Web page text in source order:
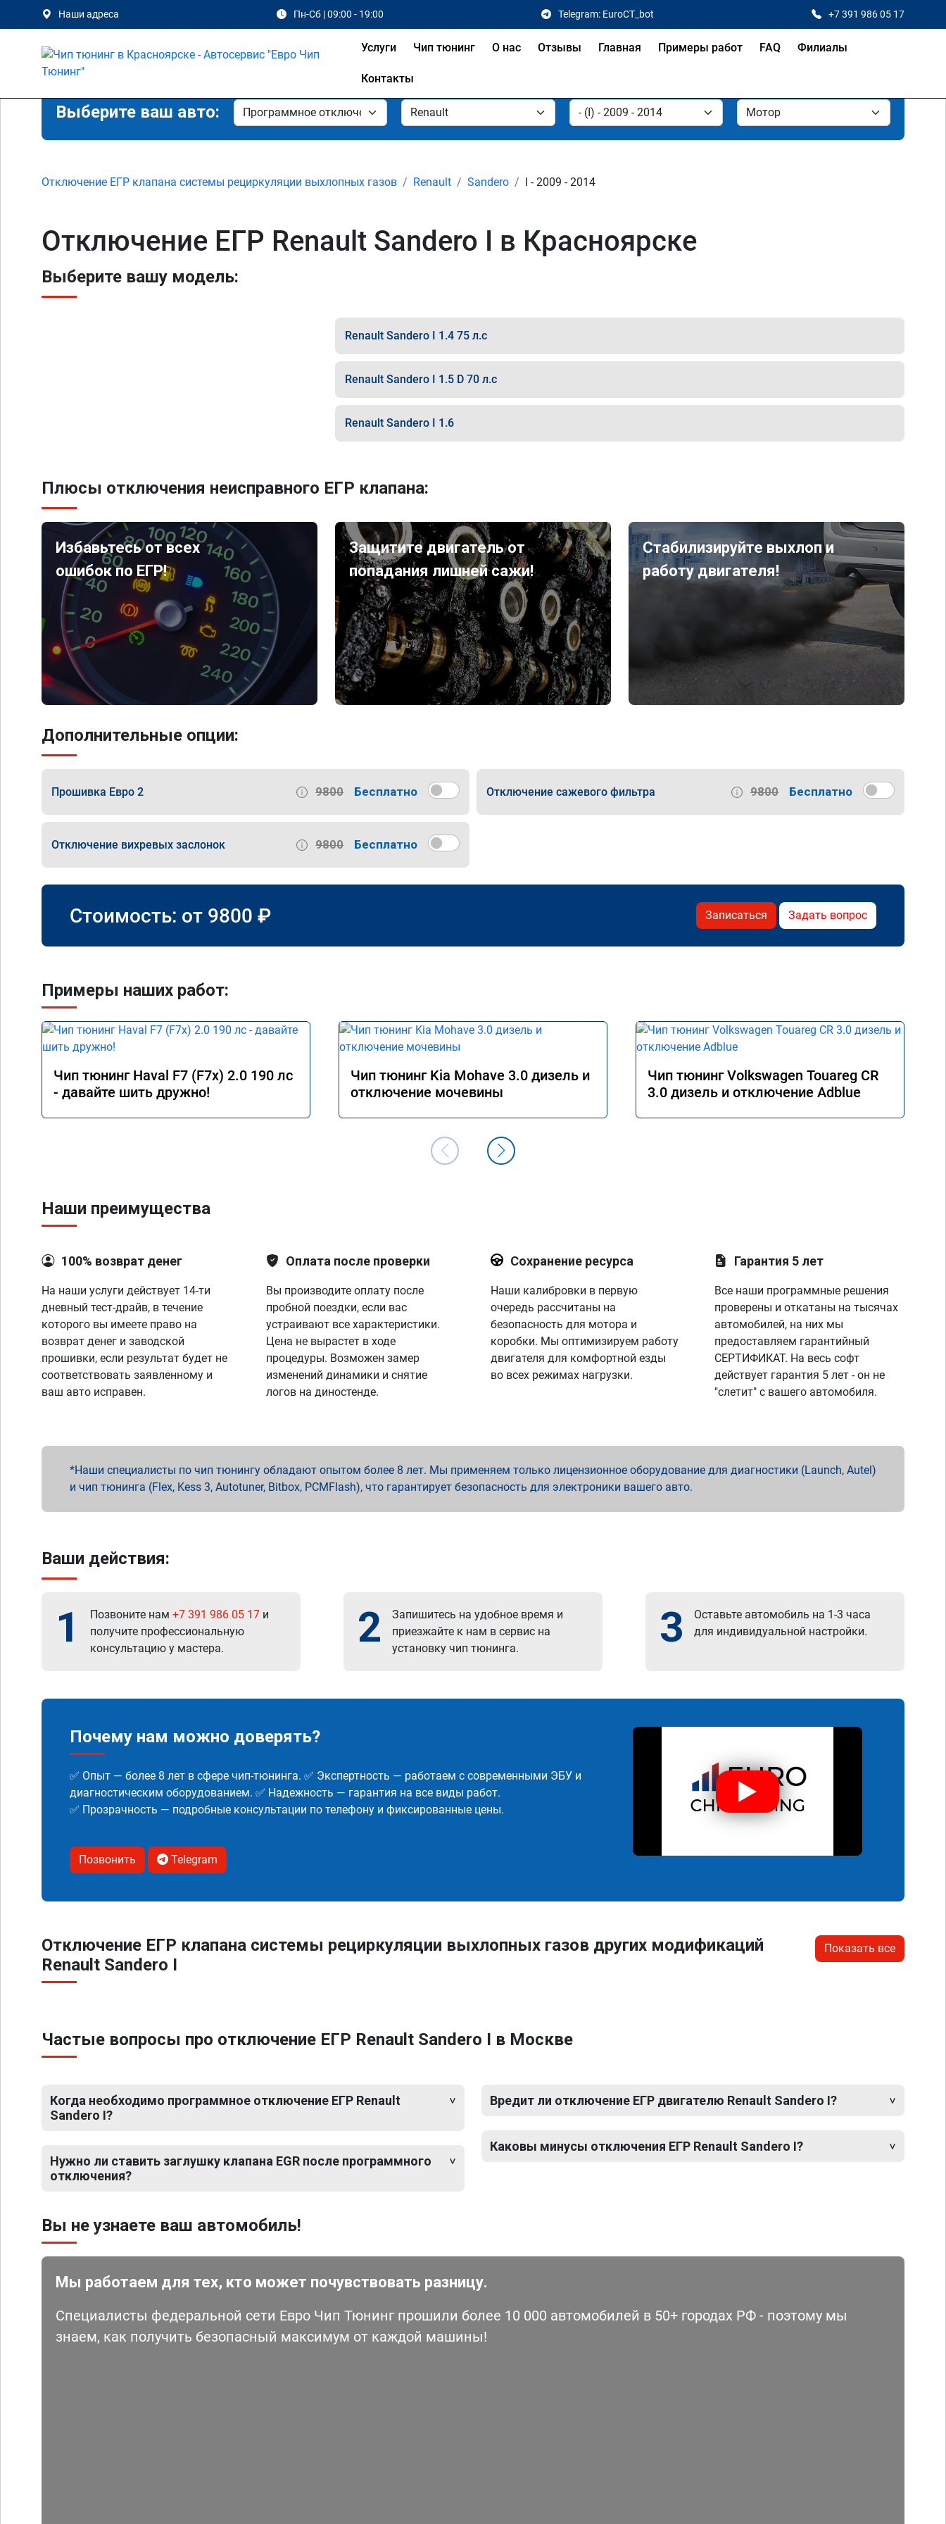
Наши адреса Пн-Сб | 09:00 - 19:00 Telegram: EuroCT_bot +7 391 986 05 17
Услуги Чип тюнинг О нас Отзывы Главная Примеры работ FAQ Филиалы
Контакты
Выберите ваш авто:
Отключение ЕГР клапана системы рециркуляции выхлопных газов Renault Sandero I - 2009 - 2014
Отключение ЕГР Renault Sandero I в Красноярске
Выберите вашу модель:
Renault Sandero I 1.4 75 л.с
Renault Sandero I 1.5 D 70 л.с
Renault Sandero I 1.6
Плюсы отключения неисправного ЕГР клапана:
Избавьтесь от всех
ошибок по ЕГР!
Защитите двигатель от
попадания лишней сажи!
Стабилизируйте выхлоп и
работу двигателя!
Дополнительные опции:
Прошивка Евро 2 9800 Бесплатно Отключение сажевого фильтра 9800 Бесплатно
Отключение вихревых заслонок 9800 Бесплатно
Стоимость: от 9800 ₽ Записаться Задать вопрос
Примеры наших работ:
Чип тюнинг Haval F7 (F7x) 2.0 190 лс
- давайте шить дружно!
Чип тюнинг Kia Mohave 3.0 дизель и
отключение мочевины
Чип тюнинг Volkswagen Touareg CR
3.0 дизель и отключение Adblue
Наши преимущества
100% возврат денег
На наши услуги действует 14-ти
дневный тест-драйв, в течение
которого вы имеете право на
возврат денег и заводской
прошивки, если результат будет не
соответствовать заявленному и
ваш авто исправен.
Оплата после проверки
Вы производите оплату после
пробной поездки, если вас
устраивают все характеристики.
Цена не вырастет в ходе
процедуры. Возможен замер
изменений динамики и снятие
логов на диностенде.
Сохранение ресурса
Наши калибровки в первую
очередь рассчитаны на
безопасность для мотора и
коробки. Мы оптимизируем работу
двигателя для комфортной езды
во всех режимах нагрузки.
Гарантия 5 лет
Все наши программные решения
проверены и откатаны на тысячах
автомобилей, на них мы
предоставляем гарантийный
СЕРТИФИКАТ. На весь софт
действует гарантия 5 лет - он не
"слетит" с вашего автомобиля.
Наши специалисты по чип тюнингу обладают опытом более 8 лет. Мы применяем только лицензионное оборудование для диагностики (Launch, Autel)
и чип тюнинга (Flex, Kess 3, Autotuner, Bitbox, PCMFlash), что гарантирует безопасность для электроники вашего авто.
Ваши действия:
1 Позвоните нам +7 391 986 05 17 и
получите профессиональную
консультацию у мастера.
2
Запишитесь на удобное время и
приезжайте к нам в сервис на
установку чип тюнинга.
3
Оставьте автомобиль на 1-3 часа
для индивидуальной настройки.
Почему нам можно доверять?
✅ Опыт — более 8 лет в сфере чип-тюнинга. ✅ Экспертность — работаем с современными ЭБУ и
диагностическим оборудованием. ✅ Надежность — гарантия на все виды работ.
✅ Прозрачность — подробные консультации по телефону и фиксированные цены.
Позвонить Telegram
Отключение ЕГР клапана системы рециркуляции выхлопных газов других модификаций
Renault Sandero I
Показать все
Частые вопросы про отключение ЕГР Renault Sandero I в Москве
Когда необходимо программное отключение ЕГР Renault
Sandero I?
Нужно ли ставить заглушку клапана EGR после программного
отключения?
Вредит ли отключение ЕГР двигателю Renault Sandero I?
Каковы минусы отключения ЕГР Renault Sandero I?
Вы не узнаете ваш автомобиль!
Мы работаем для тех, кто может почувствовать разницу.
Специалисты федеральной сети Евро Чип Тюнинг прошили более 10 000 автомобилей в 50+ городах РФ - поэтому мы
знаем, как получить безопасный максимум от каждой машины!